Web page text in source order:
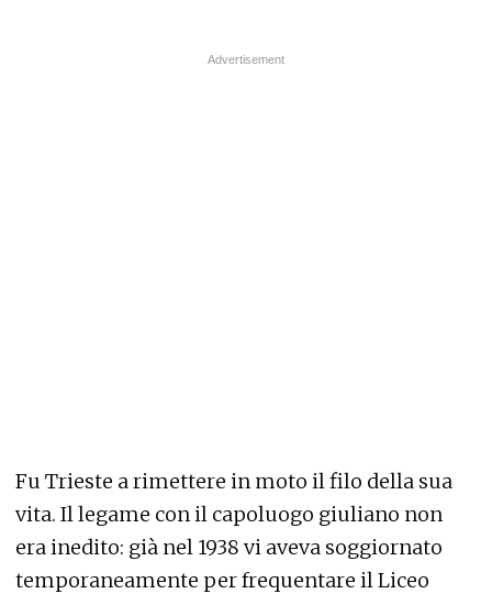
Fu Trieste a rimettere in moto il filo della sua
vita. Il legame con il capoluogo giuliano non
era inedito: già nel 1938 vi aveva soggiornato
temporaneamente per frequentare il Liceo